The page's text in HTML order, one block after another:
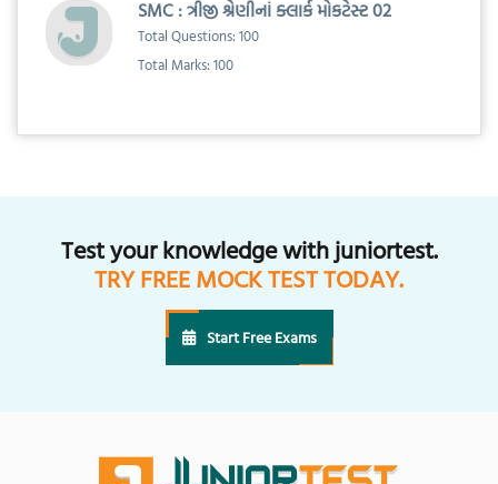
SMC : ત્રીજી શ્રેણીનાં ક્લાર્ક મોકટેસ્ટ 02
Total Questions: 100
Total Marks: 100
Test your knowledge with juniortest.
TRY FREE MOCK TEST TODAY.
Start Free Exams